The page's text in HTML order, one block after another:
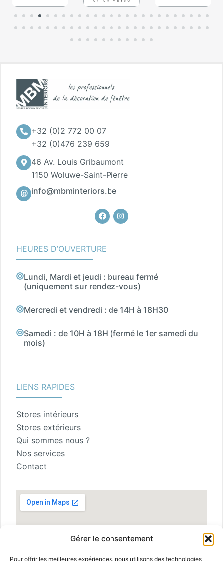
Gérer le consentement
Pour offrir les meilleures expériences, nous utilisons des technologies
+32 (0)2 772 00 07
+32 (0)476 239 659
46 Av. Louis Gribaumont
1150 Woluwe-Saint-Pierre
info@mbminteriors.be
FacebookInstagram
HEURES D’OUVERTURE
Lundi, Mardi et jeudi : bureau fermé
(uniquement sur rendez-vous)
Mercredi et vendredi : de 14H à 18H30
Samedi : de 10H à 18H (fermé le 1er samedi du
mois)
LIENS RAPIDES
Stores intérieurs
Stores extérieurs
Qui sommes nous ?
Nos services
Contact